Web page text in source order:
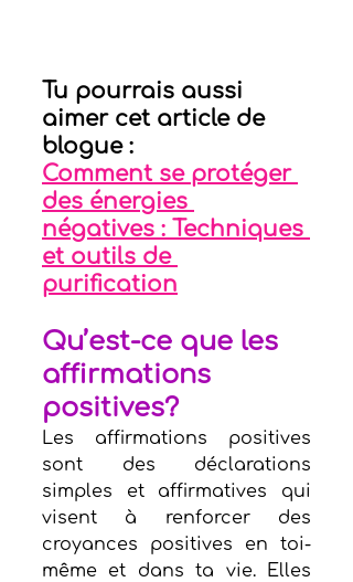
Tu pourrais aussi
aimer cet article de
blogue :
Comment se protéger
des énergies
négatives : Techniques
et outils de
purification
Qu’est-ce que les
affirmations
positives?
Les affirmations positives
sont des déclarations
simples et affirmatives qui
visent à renforcer des
croyances positives en toi-
même et dans ta vie. Elles